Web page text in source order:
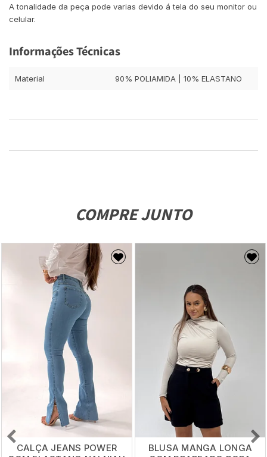
A tonalidade da peça pode varias devido á tela do seu monitor ou
celular.
Informações Técnicas
Material 90% POLIAMIDA | 10% ELASTANO
COMPRE JUNTO
CALÇA JEANS POWER
BLUSA MANGA LONGA